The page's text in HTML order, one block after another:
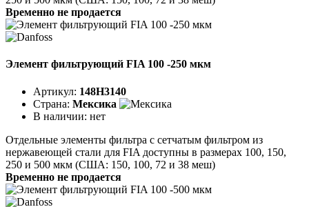
Временно не продается
Элемент фильтрующий FIA 100 -250 мкм
Артикул: 148H3140
Страна: Мексика
В наличии: нет
Отдельные элементы фильтра с сетчатым фильтром из
нержавеющей стали для FIA доступны в размерах 100, 150,
250 и 500 мкм (США: 150, 100, 72 и 38 меш)
Временно не продается